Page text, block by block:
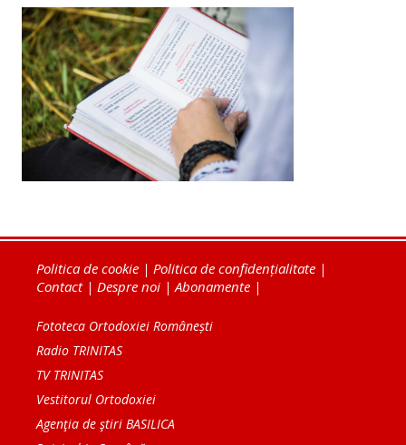
Politica de cookie | Politica de confidențialitate |
Contact| Despre noi | Abonamente |
Fototeca Ortodoxiei Românești
Radio TRINITAS
TV TRINITAS
Vestitorul Ortodoxiei
Agenţia de ştiri BASILICA